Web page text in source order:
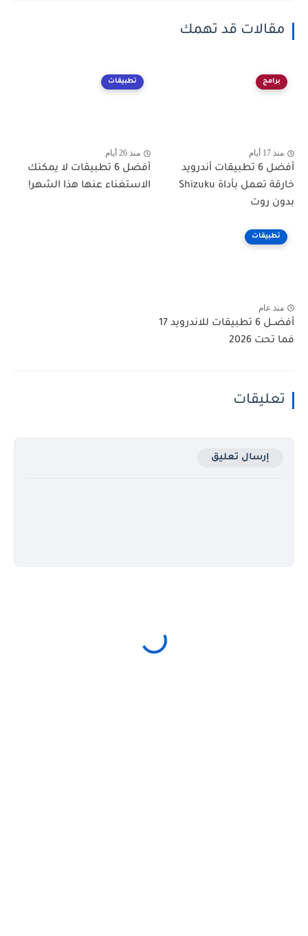
مقالات قد تهمك
برامج
منذ 17 أيام
أفضل 6 تطبيقات أندرويد
خارقة تعمل بأداة Shizuku
بدون روت
تطبيقات
منذ 26 أيام
أفضل 6 تطبيقات لا يمكنك
الاستغناء عنها هذا الشهر!
تطبيقات
منذ عام
أفضــل 6 تطبيقات للاندرويد 17
فما تحت 2026
تعليقات
إرسال تعليق